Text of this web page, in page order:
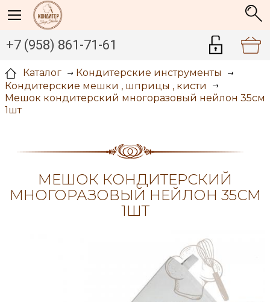
+7 (958) 861-71-61
Каталог
Кондитерские инструменты
Кондитерские мешки , шприцы , кисти
Мешок кондитерский многоразовый нейлон 35см
1шт
МЕШОК КОНДИТЕРСКИЙ
МНОГОРАЗОВЫЙ НЕЙЛОН 35СМ
1ШТ